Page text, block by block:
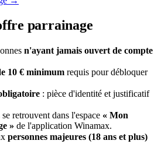
parrainage
n'ayant jamais ouvert de compte
10 € minimum requis pour débloquer
: pièce d'identité et justificatif
retrouvent dans l'espace « Mon
» de l'application Winamax.
personnes majeures (18 ans et plus)